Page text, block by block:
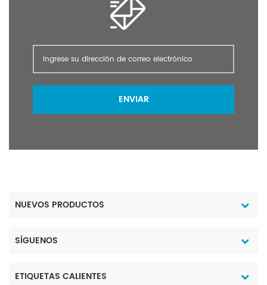
ENVIAR
NUEVOS PRODUCTOS
SÍGUENOS
ETIQUETAS CALIENTES